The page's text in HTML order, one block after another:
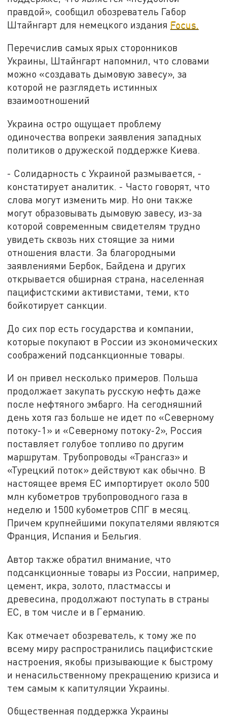
правдой», сообщил обозреватель Габор
Штайнгарт для немецкого издания Focus.
Перечислив самых ярых сторонников
Украины, Штайнгарт напомнил, что словами
можно «создавать дымовую завесу», за
которой не разглядеть истинных
взаимоотношений
Украина остро ощущает проблему
одиночества вопреки заявления западных
политиков о дружеской поддержке Киева.
- Солидарность с Украиной размывается, -
констатирует аналитик. - Часто говорят, что
слова могут изменить мир. Но они также
могут образовывать дымовую завесу, из-за
которой современным свидетелям трудно
увидеть сквозь них стоящие за ними
отношения власти. За благородными
заявлениями Бербок, Байдена и других
открывается обширная страна, населенная
пацифистскими активистами, теми, кто
бойкотирует санкции.
До сих пор есть государства и компании,
которые покупают в России из экономических
соображений подсанкционные товары.
И он привел несколько примеров. Польша
продолжает закупать русскую нефть даже
после нефтяного эмбарго. На сегодняшний
день хотя газ больше не идет по «Северному
потоку-1» и «Северному потоку-2», Россия
поставляет голубое топливо по другим
маршрутам. Трубопроводы «Трансгаз» и
«Турецкий поток» действуют как обычно. В
настоящее время ЕС импортирует около 500
млн кубометров трубопроводного газа в
неделю и 1500 кубометров СПГ в месяц.
Причем крупнейшими покупателями являются
Франция, Испания и Бельгия.
Автор также обратил внимание, что
подсанкционные товары из России, например,
цемент, икра, золото, пластмассы и
древесина, продолжают поступать в страны
ЕС, в том числе и в Германию.
Как отмечает обозреватель, к тому же по
всему миру распространились пацифистские
настроения, якобы призывающие к быстрому
и ненасильственному прекращению кризиса и
тем самым к капитуляции Украины.
Общественная поддержка Украины